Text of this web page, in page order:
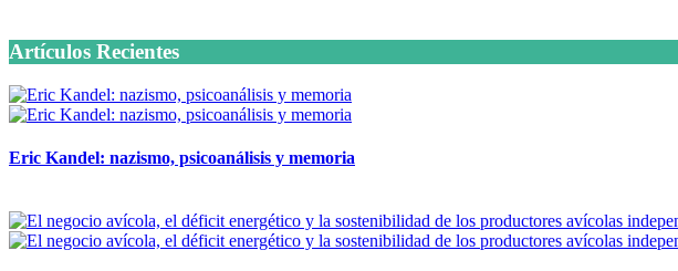
Artículos Recientes
Eric Kandel: nazismo, psicoanálisis y memoria